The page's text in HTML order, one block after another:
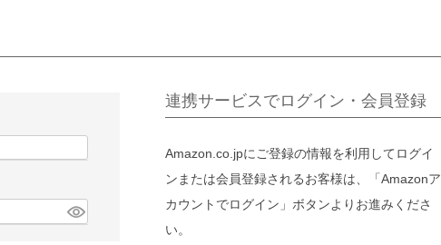
連携サービスでログイン・会員登録
Amazon.co.jpにご登録の情報を利用してログイ
ンまたは会員登録されるお客様は、「Amazonア
カウントでログイン」ボタンよりお進みくださ
い。